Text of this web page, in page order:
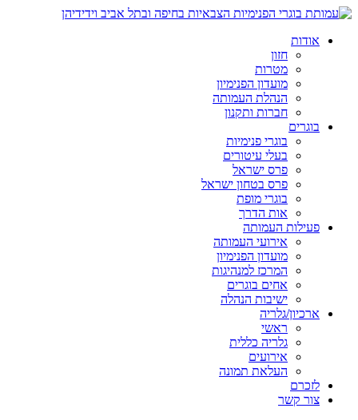
אודות
חזון
מטרות
מועדון הפנימיון
הנהלת העמותה
חברות ותקנון
בוגרים
בוגרי פנימיות
בעלי עיטורים
פרס ישראל
פרס בטחון ישראל
בוגרי מופת
אות הדרך
פעילות העמותה
אירועי העמותה
מועדון הפנימיון
המרכז למנהיגות
אחים בוגרים
ישיבות הנהלה
ארכיון/גלריה
ראשי
גלריה כללית
אירועים
העלאת תמונה
לזכרם
צור קשר